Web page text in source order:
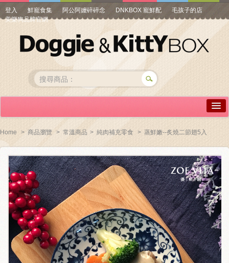
登入 鮮寵食集 阿公阿嬤碎碎念 DNKBOX 寵鮮配
毛孩子的店
美樂狗品牌官網
常見問答
商品瀏覽
線上訂購
帳號專區
關於我們
毛孩健康之道
Home > 商品瀏覽 > 常溫商品 > 純肉補充零食 > 蒸鮮嫩--炙燒二節翅5入